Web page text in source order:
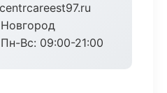
Пн-Вс: 09:00-21:00